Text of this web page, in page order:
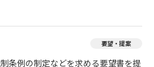
要望・提案
条例の制定などを求める要望書を提